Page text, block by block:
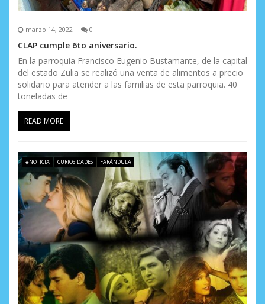
marzo 14, 2022 0
CLAP cumple 6to aniversario.
En la parroquia Francisco Eugenio Bustamante, de la capital
del estado Zulia se realizó una venta de alimentos a precio
solidario para atender a las familias de esta parroquia. 40
toneladas de
READ MORE
#NOTICIA CURIOSIDADES FARÁNDULA